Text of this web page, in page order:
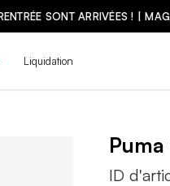
ARRIVÉES ! | MAGASINEZ
Liquidation
Puma
ID